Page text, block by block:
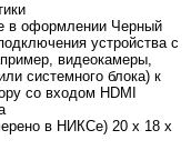
в оформлении Черный
устройства с
видеокамеры,
системного блока) к
со входом HDMI
в НИКСе) 20 x 18 x